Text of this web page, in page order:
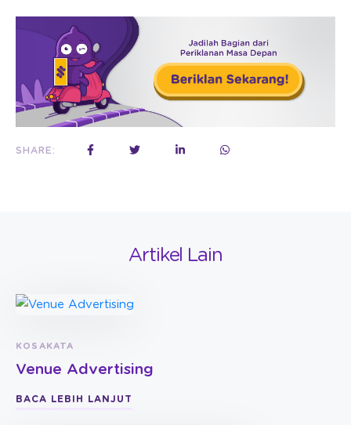
SHARE:
Artikel Lain
KOSAKATA
Venue Advertising
BACA LEBIH LANJUT